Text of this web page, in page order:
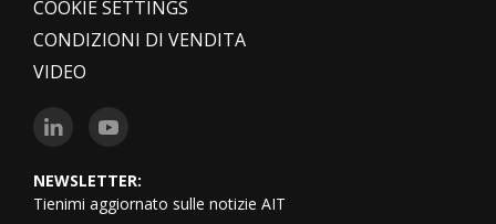
COOKIE SETTINGS
CONDIZIONI DI VENDITA
VIDEO
NEWSLETTER:
Tienimi aggiornato sulle notizie AIT